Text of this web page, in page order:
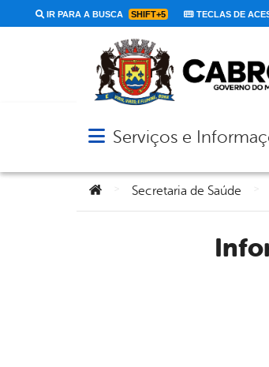
IR PARA A BUSCA SHIFT+5 TECLAS DE
Abrir menu principal de
Serviços e
Você está aqui:Secretaria de Saúde
Informe Epidemiológico – SECRETARIA DE SAÚDE DE